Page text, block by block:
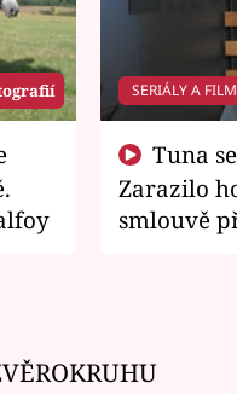
SERIÁLY A
Zarazilo
smlouvě